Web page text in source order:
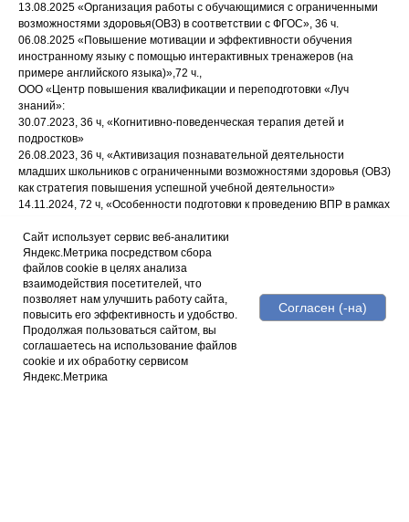
13.08.2025 «Организация работы с обучающимися с ограниченными
возможностями здоровья(ОВЗ) в соответствии с ФГОС», 36 ч.
06.08.2025 «Повышение мотивации и эффективности обучения
иностранному языку с помощью интерактивных тренажеров (на
примере английского языка)»,72 ч.,
ООО «Центр повышения квалификации и переподготовки «Луч
знаний»:
30.07.2023, 36 ч, «Когнитивно-поведенческая терапия детей и
подростков»
26.08.2023, 36 ч, «Активизация познавательной деятельности
младших школьников с ограниченными возможностями здоровья (ОВЗ)
как стратегия повышения успешной учебной деятельности»
14.11.2024, 72 ч, «Особенности подготовки к проведению ВПР в рамках
предмету «Английский язык» в условиях реализации ФГОС ООО»
08.2025, АНО «Научная школа управления образовательными
системами», «Технологии повышения качества подготовки
обучающихся по иностранному языку»,144 ч
Сведения о профессиональной переподготовке:
нет
Педагогический стаж (по состоянию на февраль 2026 года):
12 лет и 2 месяца
Реализуемые образовательные программы:
Начальное общее образование, основное общее образование
Сайт использует сервис веб-аналитики
Яндекс.Метрика посредством сбора
файлов cookie в целях анализа
взаимодействия посетителей, что
позволяет нам улучшить работу сайта,
повысить его эффективность и удобство.
Продолжая пользоваться сайтом, вы
соглашаетесь на использование файлов
cookie и их обработку сервисом
Яндекс.Метрика
Согласен (-на)